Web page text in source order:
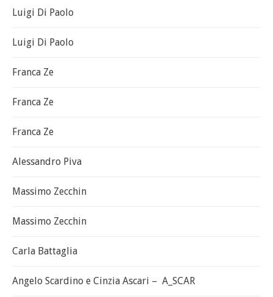
Luigi Di Paolo
Luigi Di Paolo
Franca Ze
Franca Ze
Franca Ze
Alessandro Piva
Massimo Zecchin
Massimo Zecchin
Carla Battaglia
Angelo Scardino e Cinzia Ascari – A_SCAR